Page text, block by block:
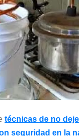
técnicas de no
seguridad en la